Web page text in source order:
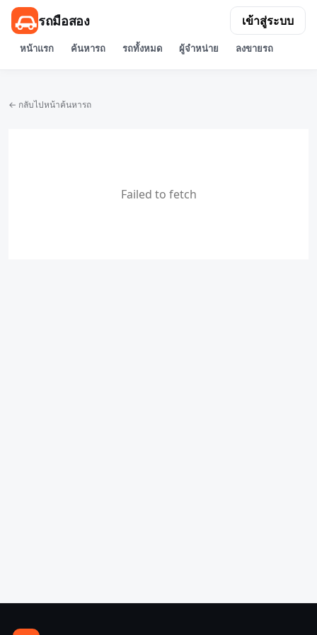
รถมือสอง
หน้าแรก ค้นหารถ รถทั้งหมด ผู้จำหน่าย ลงขายรถ
เข้าสู่ระบบ
← กลับไปหน้าค้นหารถ
Failed to fetch